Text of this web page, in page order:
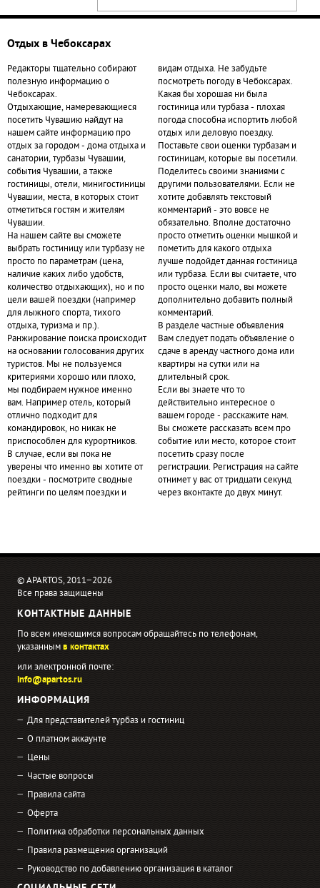
Отдых в Чебоксарах
Редакторы тщательно собирают
полезную информацию о
Чебоксарах.
Отдыхающие, намеревающиеся
посетить Чувашию найдут на
нашем сайте информацию про
отдых за городом - дома отдыха и
санатории, турбазы Чувашии,
события Чувашии, а также
гостиницы, отели, минигостиницы
Чувашии, места, в которых стоит
отметиться гостям и жителям
Чувашии.
На нашем сайте вы сможете
выбрать гостиницу или турбазу не
просто по параметрам (цена,
наличие каких либо удобств,
количество отдыхающих), но и по
цели вашей поездки (например
для лыжного спорта, тихого
отдыха, туризма и пр.).
Ранжирование поиска происходит
на основании голосования других
туристов. Мы не пользуемся
критериями хорошо или плохо,
мы подбираем нужное именно
вам. Например отель, который
отлично подходит для
командировок, но никак не
приспособлен для курортников.
В случае, если вы пока не
уверены что именно вы хотите от
поездки - посмотрите сводные
рейтинги по целям поездки и
видам отдыха. Не забудьте
посмотреть погоду в Чебоксарах.
Какая бы хорошая ни была
гостиница или турбаза - плохая
погода способна испортить любой
отдых или деловую поездку.
Поставьте свои оценки турбазам и
гостиницам, которые вы посетили.
Поделитесь своими знаниями с
другими пользователями. Если не
хотите добавлять текстовый
комментарий - это вовсе не
обязательно. Вполне достаточно
просто отметить оценки мышкой и
пометить для какого отдыха
лучше подойдет данная гостиница
или турбаза. Если вы считаете, что
просто оценки мало, вы можете
дополнительно добавить полный
комментарий.
В разделе частные объявления
Вам следует подать объявление о
сдаче в аренду частного дома или
квартиры на сутки или на
длительный срок.
Если вы знаете что то
действительно интересное о
вашем городе - расскажите нам.
Вы сможете рассказать всем про
событие или место, которое стоит
посетить сразу после
регистрации. Регистрация на сайте
отнимет у вас от тридцати секунд
через вконтакте до двух минут.
© APARTOS, 2011−2026
Все права защищены
КОНТАКТНЫЕ ДАННЫЕ
По всем имеющимся вопросам обращайтесь по телефонам,
указаннымв контактах
или электронной почте:
info@apartos.ru
ИНФОРМАЦИЯ
Для представителей турбаз и гостиниц
О платном аккаунте
Цены
Частые вопросы
Правила сайта
Оферта
Политика обработки персональных данных
Правила размещения организаций
Руководство по добавлению организация в каталог